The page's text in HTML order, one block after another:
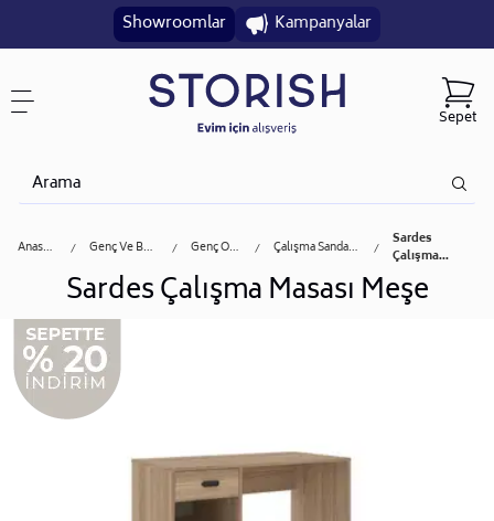
Showroomlar Kampanyalar
Sepet
Anasayfa Genç Ve Bebek Genç Odası Çalışma Sandalyesi
Sardes
Çalışma...
Sardes Çalışma Masası Meşe